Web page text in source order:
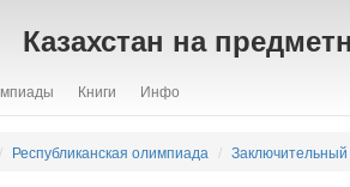
Казахстан на
Книги Инфо
Республиканская олимпиада Заключительный